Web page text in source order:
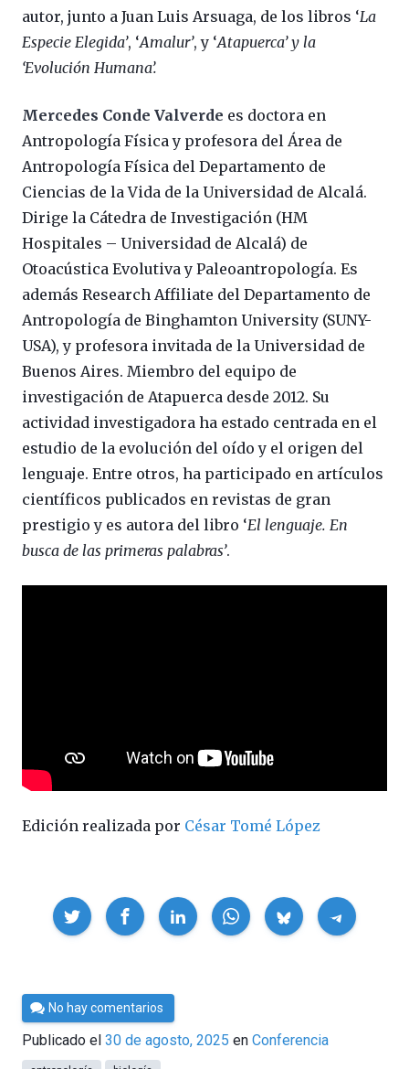
autor, junto a Juan Luis Arsuaga, de los libros ‘La
Especie Elegida’, ‘Amalur’, y ‘Atapuerca’ y la
‘Evolución Humana’.
Mercedes Conde Valverde es doctora en
Antropología Física y profesora del Área de
Antropología Física del Departamento de
Ciencias de la Vida de la Universidad de Alcalá.
Dirige la Cátedra de Investigación (HM
Hospitales – Universidad de Alcalá) de
Otoacústica Evolutiva y Paleoantropología. Es
además Research Affiliate del Departamento de
Antropología de Binghamton University (SUNY-
USA), y profesora invitada de la Universidad de
Buenos Aires. Miembro del equipo de
investigación de Atapuerca desde 2012. Su
actividad investigadora ha estado centrada en el
estudio de la evolución del oído y el origen del
lenguaje. Entre otros, ha participado en artículos
científicos publicados en revistas de gran
prestigio y es autora del libro ‘El lenguaje. En
busca de las primeras palabras’.
Edición realizada por César Tomé López
Compartir
Por
César
Tomé
No hay comentarios
Publicado el 30 de agosto, 2025 en Conferencia